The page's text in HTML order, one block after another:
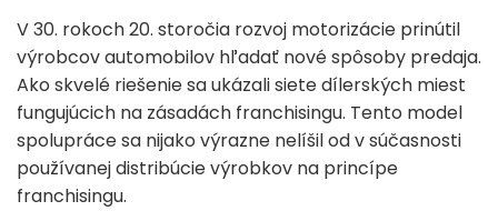
V 30. rokoch 20. storočia rozvoj motorizácie prinútil
výrobcov automobilov hľadať nové spôsoby predaja.
Ako skvelé riešenie sa ukázali siete dílerských miest
fungujúcich na zásadách franchisingu. Tento model
spolupráce sa nijako výrazne nelíšil od v súčasnosti
používanej distribúcie výrobkov na princípe
franchisingu.